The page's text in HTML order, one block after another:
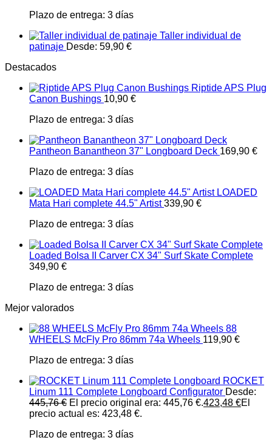
Plazo de entrega: 3 días
Taller individual de
patinaje Desde: 59,90 €
Destacados
Riptide APS Plug
Canon Bushings 10,90 €
Plazo de entrega: 3 días
Pantheon Banantheon 37" Longboard Deck 169,90 €
Plazo de entrega: 3 días
LOADED
Mata Hari complete 44.5" Artist 339,90 €
Plazo de entrega: 3 días
Loaded Bolsa II Carver CX 34" Surf Skate Complete
349,90 €
Plazo de entrega: 3 días
Mejor valorados
88
WHEELS McFly Pro 86mm 74a Wheels 119,90 €
Plazo de entrega: 3 días
ROCKET
Linum 111 Complete Longboard Configurator Desde:
445,76€ El precio original era: 445,76 €.423,48 €El
precio actual es: 423,48 €.
Plazo de entrega: 3 días